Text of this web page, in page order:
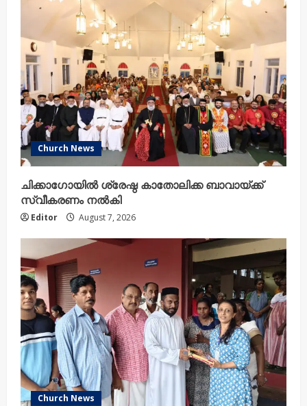
e
a
d
i
n
g
Church News
ചിക്കാഗോയിൽ ശ്രേഷ്ഠ കാതോലിക്ക ബാവായ്ക്ക്
സ്വീകരണം നൽകി
Editor August 7, 2026
Church News